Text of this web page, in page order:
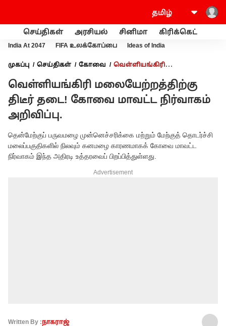
செய்திகள் அரசியல் சினிமா கிரிக்கெட்
India At 2047 FIFA உலக்கோப்பை Ideas of India
முகப்பு செய்திகள் கோவை
வெள்ளியங்கிரி
அறிவிப்பு.
வெள்ளியங்கிரி மலையேற்றத்திற்கு
திடீர் தடை! கோவை மாவட்ட நிர்வாகம்
அறிவிப்பு.
தென்மேற்குப் பருவமழை முன்னெச்சரிக்கை மற்றும் மேற்குத் தொடர்ச்சி
மலைப்பகுதிகளில் நிலவும் கனமழை காரணமாகக் கோவை மாவட்ட
நிர்வாகம் இந்த அதிரடி உத்தரவைப் பிறப்பித்துள்ளது.
Advertisement
Written By :நாகராஜ்